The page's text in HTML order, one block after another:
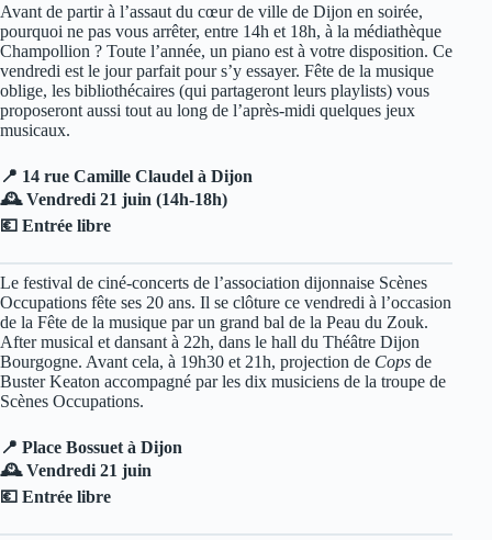
Avant de partir à l’assaut du cœur de ville de Dijon en soirée,
pourquoi ne pas vous arrêter, entre 14h et 18h, à la médiathèque
Champollion ? Toute l’année, un piano est à votre disposition. Ce
vendredi est le jour parfait pour s’y essayer. Fête de la musique
oblige, les bibliothécaires (qui partageront leurs playlists) vous
proposeront aussi tout au long de l’après-midi quelques jeux
musicaux.
📍 14 rue Camille Claudel à Dijon
🕰️ Vendredi 21 juin (14h-18h)
💶 Entrée libre
Le festival de ciné-concerts de l’association dijonnaise Scènes
Occupations fête ses 20 ans. Il se clôture ce vendredi à l’occasion
de la Fête de la musique par un grand bal de la Peau du Zouk.
After musical et dansant à 22h, dans le hall du Théâtre Dijon
Bourgogne. Avant cela, à 19h30 et 21h, projection de Cops de
Buster Keaton accompagné par les dix musiciens de la troupe de
Scènes Occupations.
📍 Place Bossuet à Dijon
🕰️ Vendredi 21 juin
💶 Entrée libre